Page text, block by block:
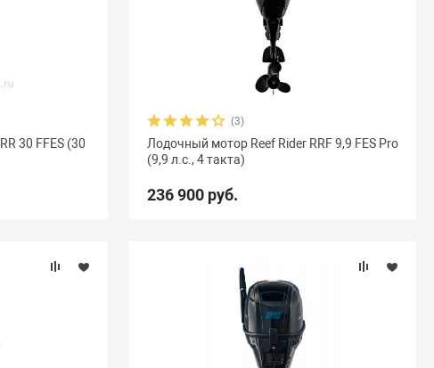
30 FFES (30
(3)
Лодочный мотор Reef Rider RRF 9,9 FES Pro
(9,9 л.с., 4 такта)
236 900 руб.